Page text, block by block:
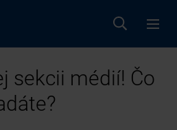
sekcii médií! Čo